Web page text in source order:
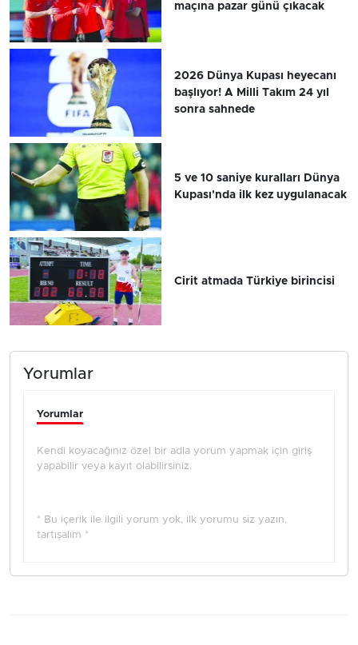
maçına pazar günü çıkacak
2026 Dünya Kupası heyecanı
başlıyor! A Milli Takım 24 yıl
sonra sahnede
5 ve 10 saniye kuralları Dünya
Kupası'nda ilk kez uygulanacak
Cirit atmada Türkiye birincisi
Yorumlar
Yorumlar
Kendi koyacağınız özel bir adla yorum yapmak için giriş
yapabilir veya kayıt olabilirsiniz.
* Bu içerik ile ilgili yorum yok, ilk yorumu siz yazın,
tartışalım *